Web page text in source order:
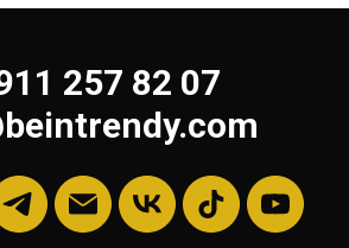
257 82 07